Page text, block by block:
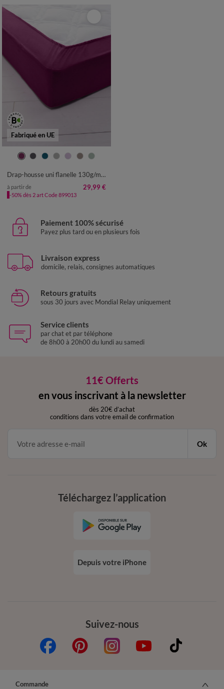
Fabriqué en UE
Drap-housse uni flanelle 130g/m² - bonnet 32 cm
à partir de 29,99 €
-50% dès 2 art Code 899013
Paiement 100% sécurisé
Payez plus tard ou en plusieurs fois
Livraison express
domicile, relais, consignes automatiques
Retours gratuits
sous 30 jours avec Mondial Relay uniquement
Service clients
par chat et par téléphone
de 8h00 à 20h00 du lundi au samedi
11€ Offerts
en vous inscrivant à la newsletter
dès 20€ d’achat
conditions dans votre email de confirmation
Ok
Suivez-nous
Téléchargez l’application
Depuis votre iPhone
Commande